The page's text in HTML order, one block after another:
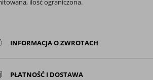
ilość ograniczona.
INFORMACJA O ZWROTACH
PŁATNOŚĆ I DOSTAWA